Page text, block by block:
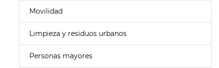
Movilidad
Limpieza y residuos urbanos
Personas mayores